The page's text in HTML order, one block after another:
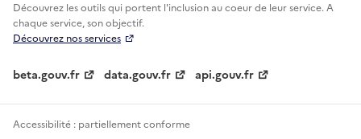
Découvrez les outils qui portent l'inclusion aucoeur de leur service. A
chaque service, son objectif.
Découvrez nos services
beta.gouv.fr data.gouv.fr api.gouv.fr
Accessibilité : partiellement conforme